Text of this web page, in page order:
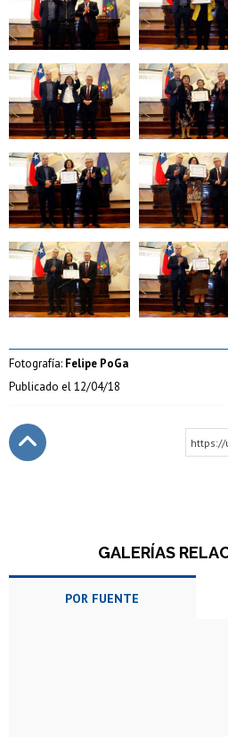
Zoom Zoom
Zoom Zoom
Zoom Zoom
Fotografía: Felipe PoGa
Publicado el12/04/18
https://
GALERÍAS
POR FUENTE